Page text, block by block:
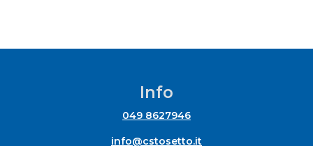
Info
049 8627946
info@cstosetto.it